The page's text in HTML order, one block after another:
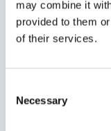
may combine it
provided to them
of their services.
Selection
Necessary
MEET-
2026 ·